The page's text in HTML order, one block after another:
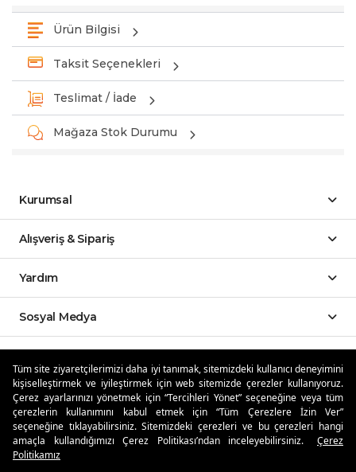
Tüm site ziyaretçilerimizi daha iyi tanımak, sitemizdeki kullanıcı deneyimini
kişiselleştirmek ve iyileştirmek için web sitemizde çerezler kullanıyoruz.
Çerez ayarlarınızı yönetmek için “Tercihleri Yönet” seçeneğine veya tüm
çerezlerin kullanımını kabul etmek için “Tüm Çerezlere İzin Ver”
seçeneğine tıklayabilirsiniz. Sitemizdeki çerezleri ve bu çerezleri hangi
amaçla kullandığımızı Çerez Politikası’ndan inceleyebilirsiniz.
Çerez
Politikamız
Ürün Bilgisi
Taksit Seçenekleri
Teslimat / İade
Mağaza Stok Durumu
Kurumsal
Alışveriş & Sipariş
Yardım
Sosyal Medya
Özdilekteyim'de Taksit Avantajları
Güvenli Alışveriş